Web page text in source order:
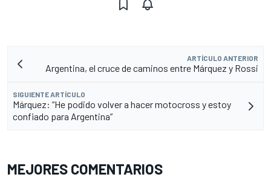
ARTÍCULO ANTERIOR
Argentina, el cruce de caminos entre Márquez y Rossi
SIGUIENTE ARTÍCULO
Márquez: “He podido volver a hacer motocross y estoy
confiado para Argentina”
MEJORES COMENTARIOS